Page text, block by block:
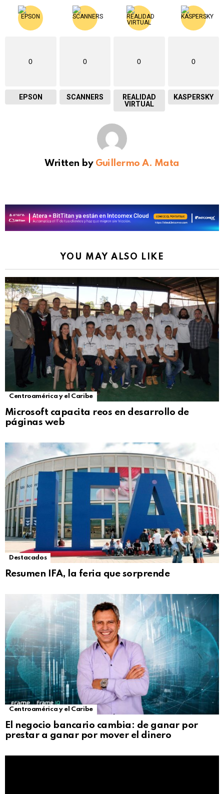
0
EPSON
0
SCANNERS
0
REALIDAD
VIRTUAL
0
KASPERSKY
Written by Guillermo A. Mata
YOU MAY ALSO LIKE
Centroamérica y el Caribe
Microsoft capacita reos en desarrollo de
páginas web
Destacados
Resumen IFA, la feria que sorprende
Centroamérica y el Caribe
El negocio bancario cambia: de ganar por
prestar a ganar por mover el dinero